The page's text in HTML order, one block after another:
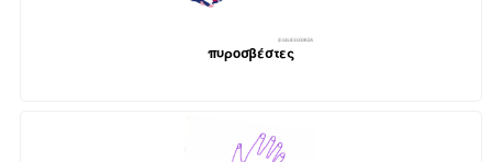
πυροσβέστες